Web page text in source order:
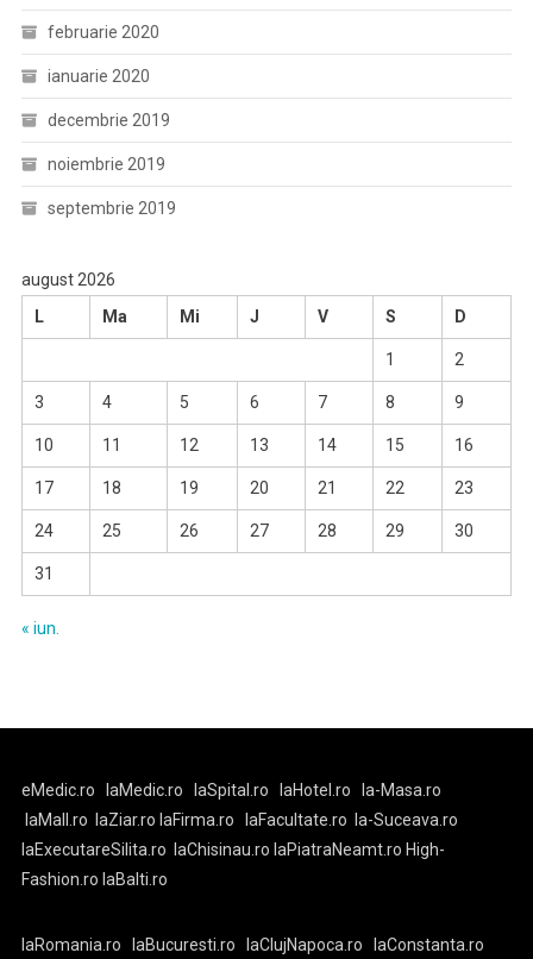
februarie 2020
ianuarie 2020
decembrie 2019
noiembrie 2019
septembrie 2019
august 2026
L
Ma Mi J V S D
1 2
3 4 5 6 7 8 9
10 11 12 13 14 15 16
17 18 19 20 21 22 23
24 25 26 27 28 29 30
31
« iun.
eMedic.ro laMedic.ro laSpital.ro laHotel.ro
la-Masa.ro
laMall.ro
laZiar.ro laFirma.ro laFacultate.ro
la-Suceava.ro
laExecutareSilita.ro
laChisinau.ro laPiatraNeamt.ro High-
Fashion.ro laBalti.ro
laRomania.ro laBucuresti.ro laClujNapoca.ro laConstanta.ro